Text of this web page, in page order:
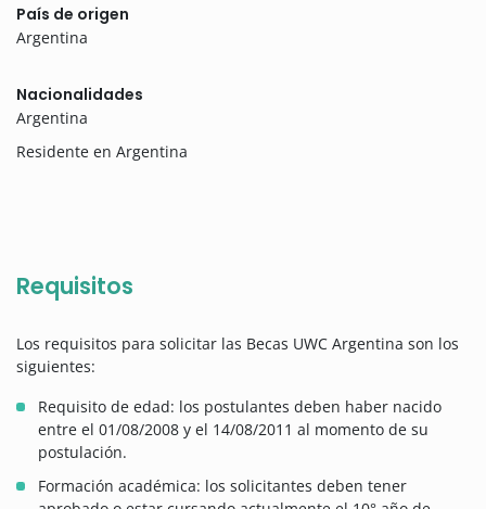
País de origen
Argentina
Nacionalidades
Argentina
Residente en Argentina
Requisitos
Los requisitos para solicitar las Becas UWC Argentina son los
siguientes:
Requisito de edad: los postulantes deben haber nacido
entre el 01/08/2008 y el 14/08/2011 al momento de su
postulación.
Formación académica: los solicitantes deben tener